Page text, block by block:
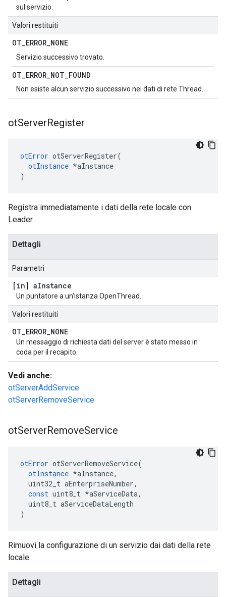
sul servizio.
Valori restituiti
OT_ERROR_NONE
Servizio successivo trovato.
OT_ERROR_NOT_FOUND
Non esiste alcun servizio successivo nei dati di rete Thread.
otServerRegister
otError otServerRegister(
otInstance *aInstance
)
Registra immediatamente i dati della rete locale con
Leader.
Dettagli
Parametri
[in] aInstance
Un puntatore a un'istanza OpenThread.
Valori restituiti
OT_ERROR_NONE
Un messaggio di richiesta dati del server è stato messo in
coda per il recapito.
Vedi anche:
otServerAddService
otServerRemoveService
otServerRemoveService
otError otServerRemoveService(
otInstance *aInstance,
uint32_t aEnterpriseNumber,
const uint8_t *aServiceData,
uint8_t aServiceDataLength
)
Rimuovi la configurazione di un servizio dai dati della rete
locale.
Dettagli